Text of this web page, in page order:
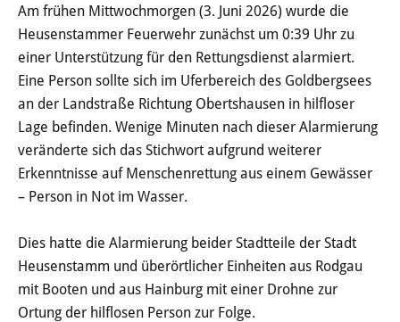
Am frühen Mittwochmorgen (3. Juni 2026) wurde die
Heusenstammer Feuerwehr zunächst um 0:39 Uhr zu
einer Unterstützung für den Rettungsdienst alarmiert.
Eine Person sollte sich im Uferbereich des Goldbergsees
an der Landstraße Richtung Obertshausen in hilfloser
Lage befinden. Wenige Minuten nach dieser Alarmierung
veränderte sich das Stichwort aufgrund weiterer
Erkenntnisse auf Menschenrettung aus einem Gewässer
– Person in Not im Wasser.
Dies hatte die Alarmierung beider Stadtteile der Stadt
Heusenstamm und überörtlicher Einheiten aus Rodgau
mit Booten und aus Hainburg mit einer Drohne zur
Ortung der hilflosen Person zur Folge.
Ehrungen
Haushalt
Sitzungsinfo
Gremien
Kinder- und Jugendparlament
Danke für die Anmeldung
Wahlen